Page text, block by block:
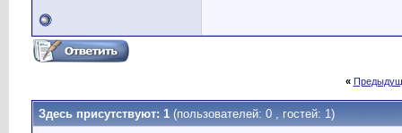
«
Здесь присутствуют: 1 (пользователей: 0 , гостей: 1)